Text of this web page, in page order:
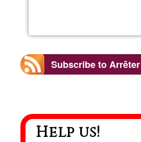
Subscribe to
Help us!